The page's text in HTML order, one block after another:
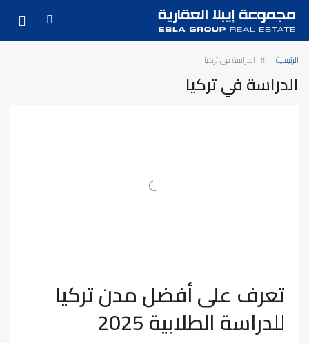
الرئيسية الدراسة في تركيا
الدراسة في تركيا
تعرف على أفضل مدن تركيا
للدراسة الطلابية 2025